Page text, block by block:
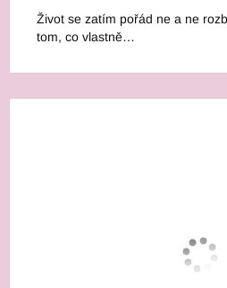
Život se zatím pořád ne a ne
tom, co vlastně…